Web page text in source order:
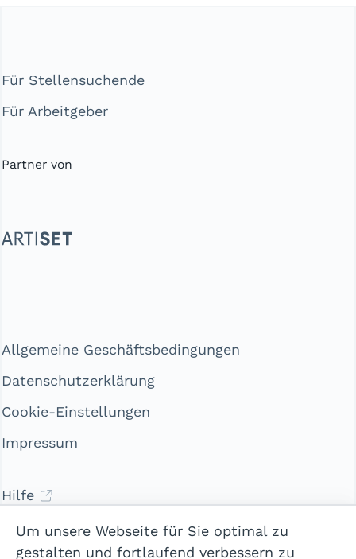
Für Stellensuchende
Für Arbeitgeber
Partner von
Allgemeine Geschäftsbedingungen
Datenschutzerklärung
Cookie-Einstellungen
Impressum
Hilfe
Kontakt
Um unsere Webseite für Sie optimal zu
gestalten und fortlaufend verbessern zu